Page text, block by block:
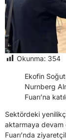
Okunma: 354
Ekofin
Nurnberg
Fuarı’na
Sektördeki
aktarmaya devam
Fuarı’nda